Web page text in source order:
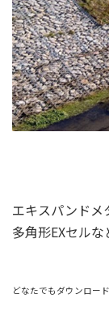
エキスパンドメ
多角形EXセル
どなたでもダウンロード